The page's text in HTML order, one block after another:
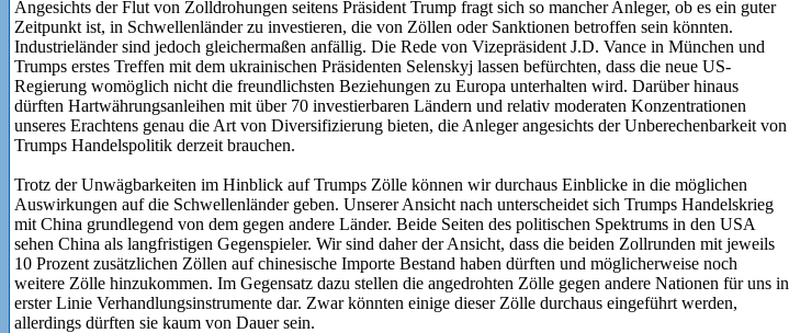
Angesichts der Flut von Zolldrohungen seitens Präsident Trump fragt sich so mancher Anleger, ob es ein guter
Zeitpunkt ist, in Schwellenländer zu investieren, die von Zöllen oder Sanktionen betroffen sein könnten.
Industrieländer sind jedoch gleichermaßen anfällig. Die Rede von Vizepräsident J.D. Vance in München und
Trumps erstes Treffen mit dem ukrainischen Präsidenten Selenskyj lassen befürchten, dass die neue US-
Regierung womöglich nicht die freundlichsten Beziehungen zu Europa unterhalten wird. Darüber hinaus
dürften Hartwährungsanleihen mit über 70 investierbaren Ländern und relativ moderaten Konzentrationen
unseres Erachtens genau die Art von Diversifizierung bieten, die Anleger angesichts der Unberechenbarkeit von
Trumps Handelspolitik derzeit brauchen.
Trotz der Unwägbarkeiten im Hinblick auf Trumps Zölle können wir durchaus Einblicke in die möglichen
Auswirkungen auf die Schwellenländer geben. Unserer Ansicht nach unterscheidet sich Trumps Handelskrieg
mit China grundlegend von dem gegen andere Länder. Beide Seiten des politischen Spektrums in den USA
sehen China als langfristigen Gegenspieler. Wir sind daher der Ansicht, dass die beiden Zollrunden mit jeweils
10 Prozent zusätzlichen Zöllen auf chinesische Importe Bestand haben dürften und möglicherweise noch
weitere Zölle hinzukommen. Im Gegensatz dazu stellen die angedrohten Zölle gegen andere Nationen für uns in
erster Linie Verhandlungsinstrumente dar. Zwar könnten einige dieser Zölle durchaus eingeführt werden,
allerdings dürften sie kaum von Dauer sein.